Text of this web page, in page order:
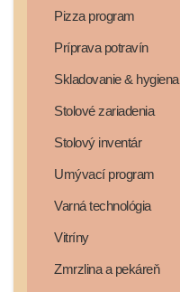
Pizza program
Príprava potravín
Skladovanie & hygiena
Stolové zariadenia
Stolový inventár
Umývací program
Varná technológia
Vitríny
Zmrzlina a pekáreň